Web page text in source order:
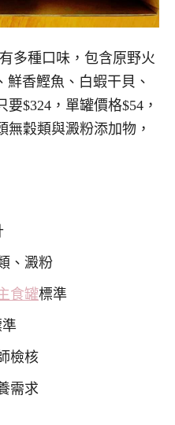
有多種口味，包含原野火
香鰹魚、白蝦干貝、
$324，單罐價格$54，
無穀類與澱粉添加物，
、澱粉
食罐標準
檢核
需求